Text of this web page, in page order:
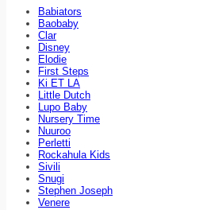
Babiators
Baobaby
Clar
Disney
Elodie
First Steps
Ki ET LA
Little Dutch
Lupo Baby
Nursery Time
Nuuroo
Perletti
Rockahula Kids
Sivili
Snugi
Stephen Joseph
Venere